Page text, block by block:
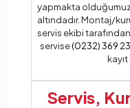
yapmakta
altındadır. Montaj/
servis ekibi tarafından
servise(0232) 369
Servis,